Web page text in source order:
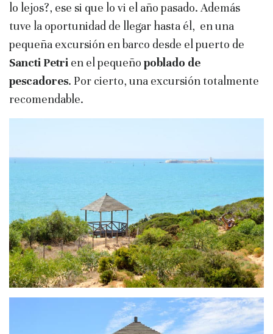
lo lejos?, ese si que lo vi el año pasado. Además
tuve la oportunidad de llegar hasta él, en una
pequeña excursión en barco desde el puerto de
Sancti Petri en el pequeño poblado de
pescadores. Por cierto, una excursión totalmente
recomendable.